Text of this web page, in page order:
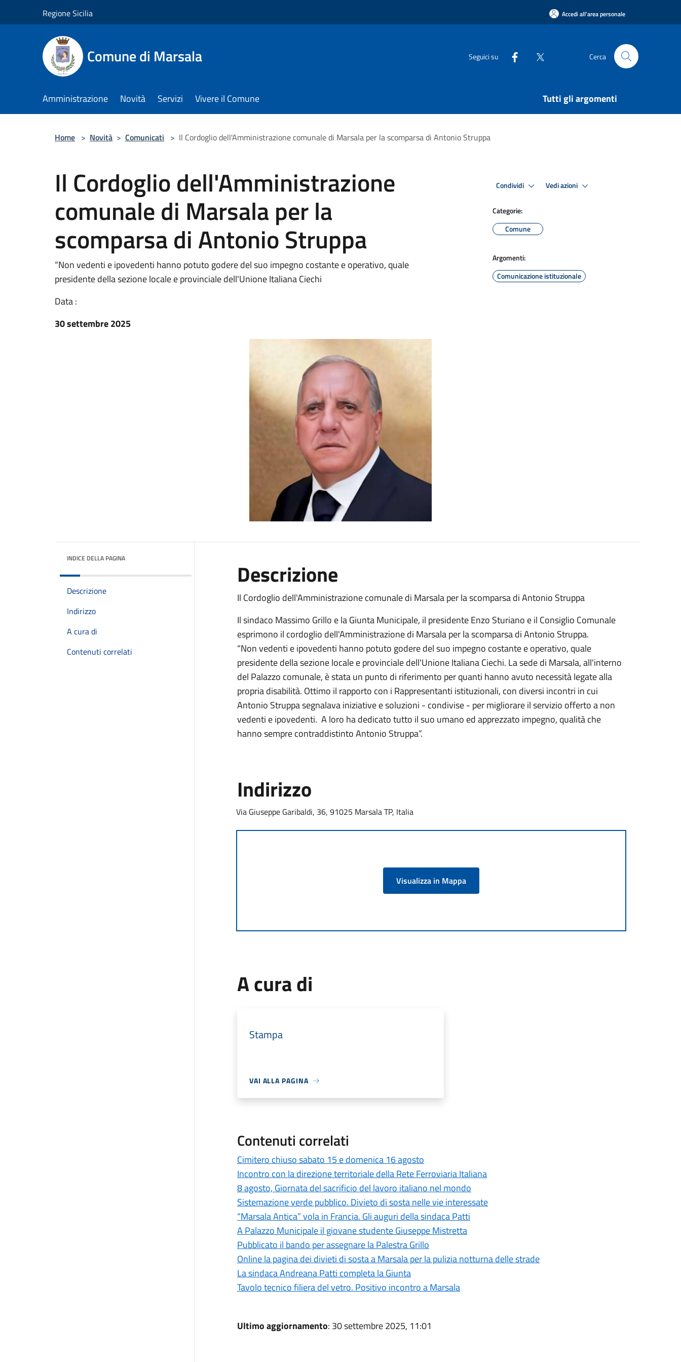
Regione Sicilia Accedi all'area personale
Comune di Marsala Seguici su Cerca
Amministrazione Novità Servizi Vivere il Comune Tutti gli argomenti
Home > Novità > Comunicati > Il Cordoglio dell'Amministrazione comunale di Marsala per la scomparsa di Antonio Struppa
Il Cordoglio dell'Amministrazione
comunale di Marsala per la
scomparsa di Antonio Struppa
“Non vedenti e ipovedenti hanno potuto godere del suo impegno costante e operativo, quale
presidente della sezione locale e provinciale dell'Unione Italiana Ciechi
Data :
30 settembre 2025
Condividi Vedi azioni
Categorie:
Comune
Argomenti:
Comunicazione istituzionale
INDICE DELLA PAGINA
Descrizione
Indirizzo
A cura di
Contenuti correlati
Descrizione
Il Cordoglio dell'Amministrazione comunale di Marsala per la scomparsa di Antonio Struppa
Il sindaco Massimo Grillo e la Giunta Municipale, il presidente Enzo Sturiano e il Consiglio Comunale
esprimono il cordoglio dell'Amministrazione di Marsala per la scomparsa di Antonio Struppa.
“Non vedenti e ipovedenti hanno potuto godere del suo impegno costante e operativo, quale
presidente della sezione locale e provinciale dell'Unione Italiana Ciechi. La sede di Marsala, all'interno
del Palazzo comunale, è stata un punto di riferimento per quanti hanno avuto necessità legate alla
propria disabilità. Ottimo il rapporto con i Rappresentanti istituzionali, con diversi incontri in cui
Antonio Struppa segnalava iniziative e soluzioni - condivise - per migliorare il servizio offerto a non
vedenti e ipovedenti. A loro ha dedicato tutto il suo umano ed apprezzato impegno, qualità che
hanno sempre contraddistinto Antonio Struppa”.
Indirizzo
Via Giuseppe Garibaldi, 36, 91025 Marsala TP, Italia
Visualizza in Mappa
A cura di
Stampa
VAI ALLA PAGINA
Contenuti correlati
Cimitero chiuso sabato 15 e domenica 16 agosto
Incontro con la direzione territoriale della Rete Ferroviaria Italiana
8 agosto, Giornata del sacrificio del lavoro italiano nel mondo
Sistemazione verde pubblico. Divieto di sosta nelle vie interessate
“Marsala Antica” vola in Francia. Gli auguri della sindaca Patti
A Palazzo Municipale il giovane studente Giuseppe Mistretta
Pubblicato il bando per assegnare la Palestra Grillo
Online la pagina dei divieti di sosta a Marsala per la pulizia notturna delle strade
La sindaca Andreana Patti completa la Giunta
Tavolo tecnico filiera del vetro. Positivo incontro a Marsala
Ultimo aggiornamento: 30 settembre 2025, 11:01